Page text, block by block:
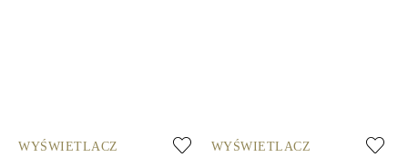
WYŚWIETLACZ WYŚWIETLACZ